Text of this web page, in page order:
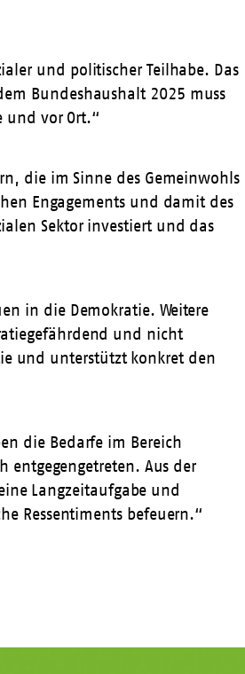
und politischer Teilhabe. Das
Bundeshaushalt 2025 muss
und vor Ort.“
die im Sinne des Gemeinwohls
Engagements und damit des
Sektor investiert und das
in die Demokratie. Weitere
und nicht
und unterstützt konkret den
die Bedarfe im Bereich
entgegengetreten. Aus der
Langzeitaufgabe und
Ressentiments befeuern.“